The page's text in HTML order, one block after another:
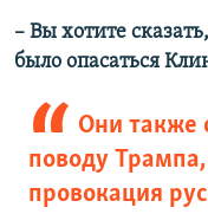
– Вы хотите
было опасаться
Они также
поводу
провокация